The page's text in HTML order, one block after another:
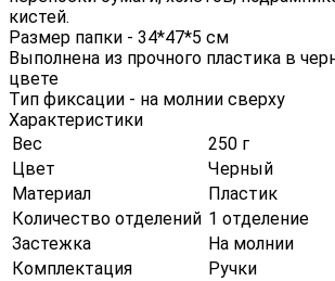
кистей.
Размер папки - 34*47*5 см
Выполнена из прочного пластика в
цвете
Тип фиксации - на молнии сверху
Характеристики
Вес
250 г
Цвет
Черный
Материал
Пластик
Количество отделений 1 отделение
Застежка
На молнии
Комплектация
Ручки